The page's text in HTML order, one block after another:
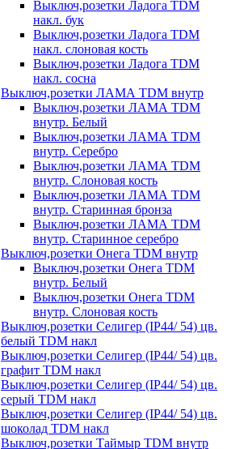
Выключ,розетки Ладога TDM
накл. бук
Выключ,розетки Ладога TDM
накл. слоновая кость
Выключ,розетки Ладога TDM
накл. сосна
Выключ,розетки ЛАМА TDM внутр
Выключ,розетки ЛАМА TDM
внутр. Белый
Выключ,розетки ЛАМА TDM
внутр. Серебро
Выключ,розетки ЛАМА TDM
внутр. Слоновая кость
Выключ,розетки ЛАМА TDM
внутр. Старинная бронза
Выключ,розетки ЛАМА TDM
внутр. Старинное серебро
Выключ,розетки Онега TDM внутр
Выключ,розетки Онега TDM
внутр. Белый
Выключ,розетки Онега TDM
внутр. Слоновая кость
Выключ,розетки Селигер (IP44/ 54) цв.
белый TDM накл
Выключ,розетки Селигер (IP44/ 54) цв.
графит TDM накл
Выключ,розетки Селигер (IP44/ 54) цв.
серый TDM накл
Выключ,розетки Селигер (IP44/ 54) цв.
шоколад TDM накл
Выключ,розетки Таймыр TDM внутр